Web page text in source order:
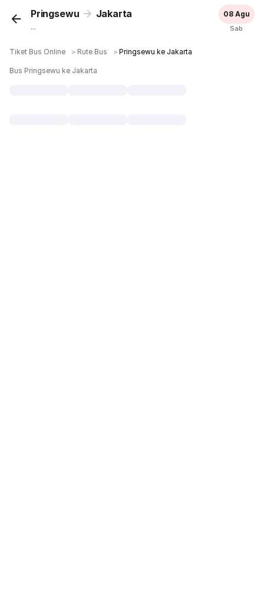
Pringsewu Jakarta
...
08 Agu
Sab
Tiket Bus Online ＞ Rute Bus ＞Pringsewu ke Jakarta
Bus Pringsewu ke Jakarta